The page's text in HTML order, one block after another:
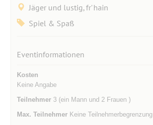
Jäger und lustig, fr' hain
Spiel & Spaß
Eventinformationen
Kosten
Keine Angabe
Teilnehmer3 (ein Mann und 2 Frauen )
Max. TeilnehmerKeine Teilnehmerbegrenzung